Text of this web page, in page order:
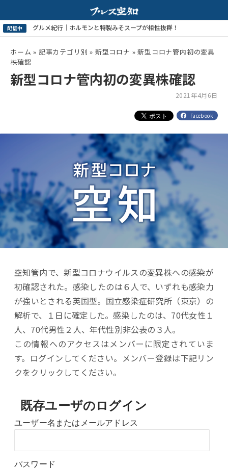
ホーム » 記事カテゴリ別 » 新型コロナ »新型コロナ管内初の変異
株確認
新型コロナ管内初の変異株確認
2021年4月6日
Facebook
空知管内で、新型コロナウイルスの変異株への感染が
初確認された。感染したのは６人で、いずれも感染力
が強いとされる英国型。国立感染症研究所（東京）の
解析で、１日に確定した。感染したのは、70代女性１
人、70代男性２人、年代性別非公表の３人。
この情報へのアクセスはメンバーに限定されていま
す。ログインしてください。メンバー登録は下記リン
クをクリックしてください。
既存ユーザのログイン
ユーザー名またはメールアドレス
パスワード